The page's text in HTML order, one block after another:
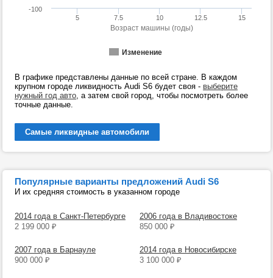
Возраст машины (годы)
Изменение
5 7.5 10 12.5 15
-100
В графике представлены данные по всей стране. В каждом
крупном городе ликвидность Audi S6 будет своя - выберите
нужный год авто, а затем свой город, чтобы посмотреть более
точные данные.
Самые ликвидные автомобили
Популярные варианты предложений Audi S6
И их средняя стоимость в указанном городе
2014 года в Санкт-Петербурге
2 199 000 ₽
2006 года в Владивостоке
850 000 ₽
2007 года в Барнауле
900 000 ₽
2014 года в Новосибирске
3 100 000 ₽